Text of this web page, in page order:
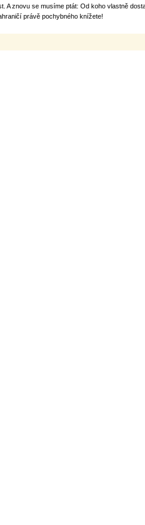
A znovu se musíme ptát: Od koho vlastně
právě pochybného knížete!